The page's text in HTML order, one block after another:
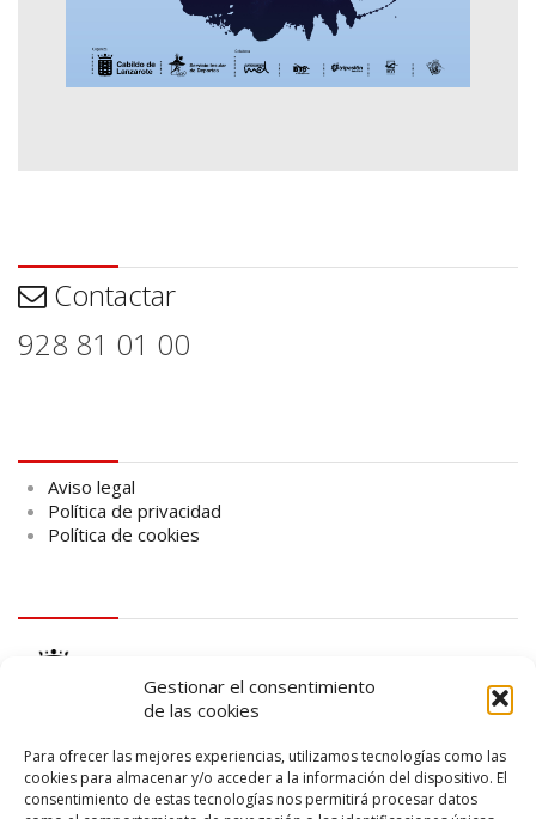
Gestionar el consentimiento
de las cookies
Para ofrecer las mejores experiencias, utilizamos tecnologías como las
cookies para almacenar y/o acceder a la información del dispositivo. El
consentimiento de estas tecnologías nos permitirá procesar datos
Contactar
928 81 01 00
Aviso legal
Política de privacidad
Política de cookies
logo SID